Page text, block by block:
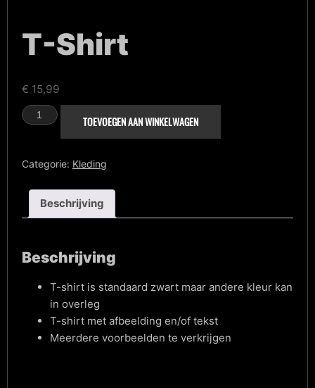
T-Shirt
€ 15,99
T-
Shirt
TOEVOEGEN AAN WINKELWAGEN
Categorie: Kleding
Beschrijving
Beschrijving
T-shirt is standaard zwart maar andere kleur kan
in overleg
T-shirt met afbeelding en/of tekst
Meerdere voorbeelden te verkrijgen